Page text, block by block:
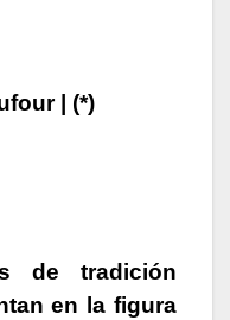
| (*)
de tradición
en la figura